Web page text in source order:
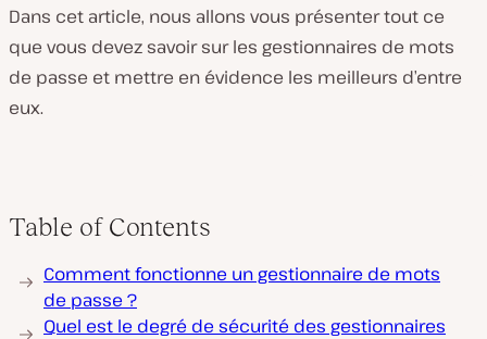
Dans cet article, nous allons vous présenter tout ce
que vous devez savoir sur les gestionnaires de mots
de passe et mettre en évidence les meilleurs d’entre
eux.
Table of Contents
Comment fonctionne un gestionnaire de mots
de passe ?
Quel est le degré de sécurité des gestionnaires